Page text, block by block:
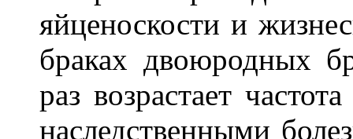
яйценоскости и
браках двоюродных
раз возрастает
наследственными